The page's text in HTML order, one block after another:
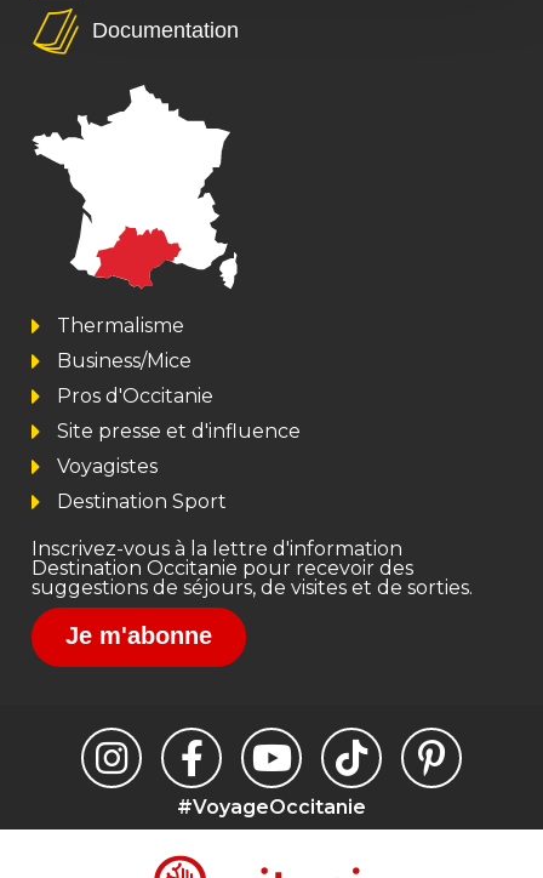
Documentation
Thermalisme
Business/Mice
Pros d'Occitanie
Site presse et d'influence
Voyagistes
Destination Sport
Inscrivez-vous à la lettre d'information
Destination Occitanie pour recevoir des
suggestions de séjours, de visites et de sorties.
Je m'abonne
#VoyageOccitanie